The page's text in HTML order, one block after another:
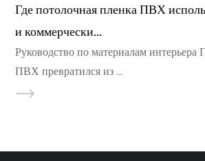
пленка ПВХ используется в жилых
интерьера Потолочная пленка
из ...